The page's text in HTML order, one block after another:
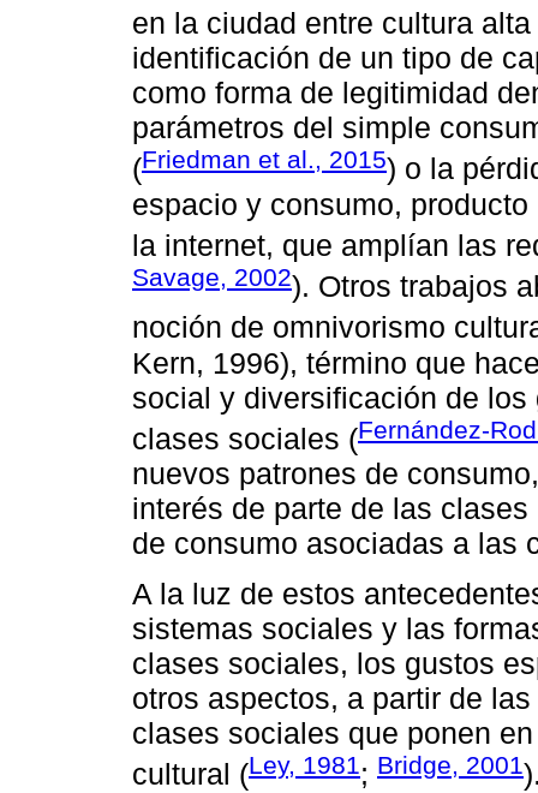
en la ciudad entre cultura
identificación de un tipo de
como forma de legitimidad
parámetros del simple
(Friedman et al., 2015) o la
espacio y consumo,
la internet, que amplían las
Savage, 2002). Otros trabajos
noción de omnivorismo
Kern, 1996), término que
social y diversificación de
clases sociales (Fernández-
nuevos patrones de
interés de parte de las
de consumo asociadas a las
A la luz de estos
sistemas sociales y las
clases sociales, los gustos
otros aspectos, a partir de
clases sociales que ponen
cultural (Ley, 1981; Bridge, 2001